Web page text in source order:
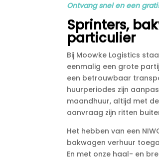
Ontvang snel en een
Sprinters,
particulier
Bij Moowke Logistics
eenmalig een grote
een betrouwbaar
huurperiodes zijn
maandhuur, altijd met
aanvraag zijn ritten
Het hebben van een
bakwagen verhuur
En met onze haal- en